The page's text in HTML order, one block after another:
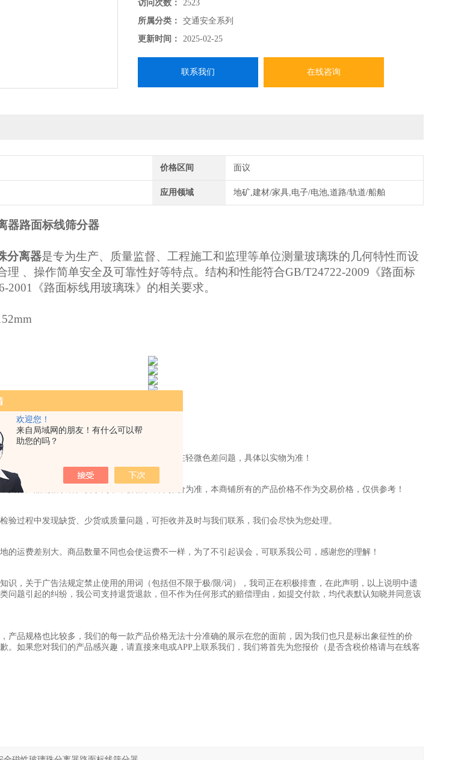
欢迎您！
来自局域网的朋友！有什么可以帮
助您的吗？
访问次数：
2523
所属分类：
交通安全系列
更新时间：
2025-02-25
联系我们 在线咨询
价格区间 面议
应用领域 地矿,建材/家具,电子/电池,道路/轨道/船舶
器路面标线筛分器
分离器是专为生产、质量监督、工程施工和监理等单位测量玻璃珠的几何特性而设
理 、操作简单安全及可靠性好等特点。结构和性能符合GB/T24722-2009《路面标
2001《路面标线用玻璃珠》的相关要求。
线筛分器
于光线及显示器问题，您所看到的图片可能存在轻微色差问题，具体以实物为准！
具体产品规格以客户要求为准，价格以线下报价为准，本商铺所有的产品价格不作为交易价格，仅供参考！
验过程中发现缺货、少货或质量问题，可拒收并及时与我们联系，我们会尽快为您处理。
的运费差别大。商品数量不同也会使运费不一样，为了不引起误会，可联系我公司，感谢您的理解！
识，关于广告法规定禁止使用的用词（包括但不限于极/限/词），我司正在积极排查，在此声明，以上说明中遗
问题引起的纠纷，我公司支持退货退款，但不作为任何形式的赔偿理由，如提交付款，均代表默认知晓并同意该
产品规格也比较多，我们的每一款产品价格无法十分准确的展示在您的面前，因为我们也只是标出象征性的价
。如果您对我们的产品感兴趣，请直接来电或APP上联系我们，我们将首先为您报价（是否含税价格请与在线客